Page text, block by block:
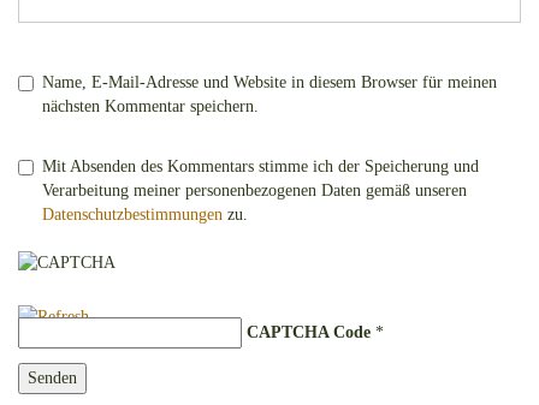
Name, E-Mail-Adresse und Website in diesem Browser für meinen
nächsten Kommentar speichern.
Mit Absenden des Kommentars stimme ich der Speicherung und
Verarbeitung meiner personenbezogenen Daten gemäß unseren
Datenschutzbestimmungen zu.
CAPTCHA Code *